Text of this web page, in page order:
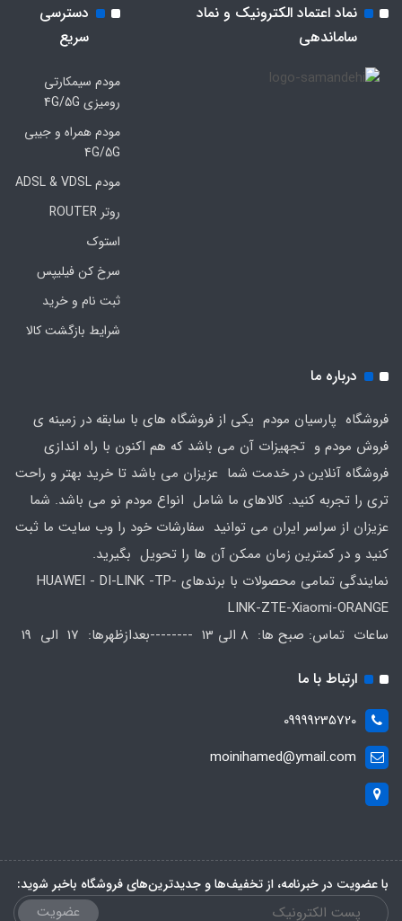
نماد اعتماد الکترونیک و نماد
ساماندهی
دسترسی
سریع
مودم سیمکارتی
رومیزی 4G/5G
مودم همراه و جیبی
4G/5G
مودم ADSL & VDSL
روتر ROUTER
استوک
سرخ کن فیلیپس
ثبت نام و خرید
شرایط بازگشت کالا
درباره ما
فروشگاه پارسیان مودم یکی از فروشگاه های با سابقه در زمینه ی
فروش مودم و تجهیزات آن می باشد که هم اکنون با راه اندازی
فروشگاه آنلاین در خدمت شما عزیزان می باشد تا خرید بهتر و راحت
تری را تجربه کنید. کالاهای ما شامل انواع مودم نو می باشد. شما
عزیزان از سراسر ایران می توانید سفارشات خود را وب سایت ما ثبت
کنید و در کمترین زمان ممکن آن ها را تحویل بگیرید.
نمایندگی تمامی محصولات با برندهای HUAWEI - DI-LINK -TP-
LINK-ZTE-Xiaomi-ORANGE
ساعات تماس: صبح ها: 8 الی 13 --------بعدازظهرها: 17 الی 19
ارتباط با ما
09999235720
moinihamed@ymail.com
با عضویت در خبرنامه، از تخفیف‌ها و جدیدترین‌های فروشگاه باخبر شوید:
عضویت